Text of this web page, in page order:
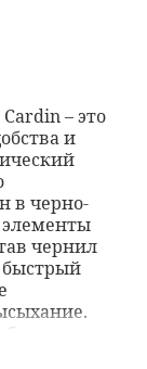
– это
и
в черно-
чернил
быстрый